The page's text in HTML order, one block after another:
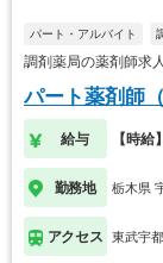
パート・アルバイト
調剤薬局の薬剤師求
パート薬剤師
給与 【時
勤務地 栃木県
アクセス 東武宇